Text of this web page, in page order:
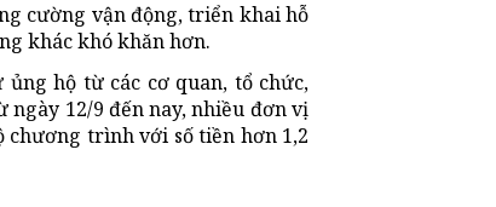
cường vận động, triển khai hỗ
khác khó khăn hơn.
hộ từ các cơ quan, tổ chức,
12/9 đến nay, nhiều đơn vị
chương trình với số tiền hơn 1,2